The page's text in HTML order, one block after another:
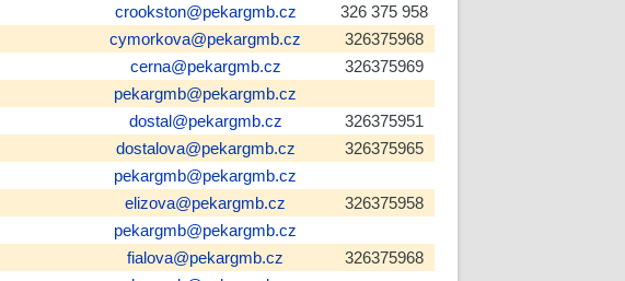
crookston@pekargmb.cz
326 375 958
cymorkova@pekargmb.cz
326375968
cerna@pekargmb.cz
326375969
pekargmb@pekargmb.cz
dostal@pekargmb.cz
326375951
dostalova@pekargmb.cz
326375965
pekargmb@pekargmb.cz
elizova@pekargmb.cz
326375958
pekargmb@pekargmb.cz
fialova@pekargmb.cz
326375968